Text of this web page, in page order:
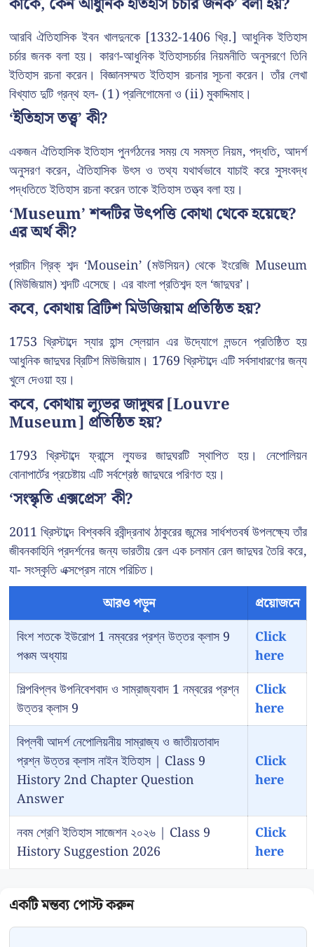
আরবি ঐতিহাসিক ইবন খালদুনকে [1332-1406 খ্রি.] আধুনিক ইতিহাস
চর্চার জনক বলা হয়। কারণ-আধুনিক ইতিহাসচর্চার নিয়মনীতি অনুসরণে তিনি
ইতিহাস রচনা করেন। বিজ্ঞানসম্মত ইতিহাস রচনার সূচনা করেন। তাঁর লেখা
বিখ্যাত দুটি গ্রন্থ হল- (1) প্রলিগোমেনা ও (ii) মুকাদ্দিমাহ।
‘ইতিহাস তত্ত্ব’ কী?
একজন ঐতিহাসিক ইতিহাস পুনর্গঠনের সময় যে সমস্ত নিয়ম, পদ্ধতি, আদর্শ
অনুসরণ করেন, ঐতিহাসিক উৎস ও তথ্য যথার্থভাবে যাচাই করে সুসংবদ্ধ
পদ্ধতিতে ইতিহাস রচনা করেন তাকে ইতিহাস তত্ত্ব বলা হয়।
‘Museum’ শব্দটির উৎপত্তি কোথা থেকে হয়েছে?
এর অর্থ কী?
প্রাচীন গ্রিক্ শব্দ ‘Mousein’ (মউসিয়ন) থেকে ইংরেজি Museum
(মিউজিয়াম) শব্দটি এসেছে। এর বাংলা প্রতিশব্দ হল ‘জাদুঘর’।
কবে, কোথায় ব্রিটিশ মিউজিয়াম প্রতিষ্ঠিত হয়?
1753 খ্রিস্টাব্দে স্যার হান্স স্লেয়ান এর উদ্যোগে লন্ডনে প্রতিষ্ঠিত হয়
আধুনিক জাদুঘর ব্রিটিশ মিউজিয়াম। 1769 খ্রিস্টাব্দে এটি সর্বসাধারণের জন্য
খুলে দেওয়া হয়।
কবে, কোথায় ল্যুভর জাদুঘর [Louvre
Museum] প্রতিষ্ঠিত হয়?
1793 খ্রিস্টাব্দে ফ্রান্সে ল্যুভর জাদুঘরটি স্থাপিত হয়। নেপোলিয়ন
বোনাপার্টের প্রচেষ্টায় এটি সর্বশ্রেষ্ঠ জাদুঘরে পরিণত হয়।
‘সংস্কৃতি এক্সপ্রেস’ কী?
2011 খ্রিস্টাব্দে বিশ্বকবি রবীন্দ্রনাথ ঠাকুরের জন্মের সার্ধশতবর্ষ উপলক্ষ্যে তাঁর
জীবনকাহিনি প্রদর্শনের জন্য ভারতীয় রেল এক চলমান রেল জাদুঘর তৈরি করে,
যা- সংস্কৃতি এক্সপ্রেস নামে পরিচিত।
আরও পড়ুন
প্রয়োজনে
বিংশ শতকে ইউরোপ 1 নম্বরের প্রশ্ন উত্তর ক্লাস 9
পঞ্চম অধ্যায়
Click
here
শিল্পবিপ্লব উপনিবেশবাদ ও সাম্রাজ্যবাদ 1 নম্বরের প্রশ্ন
উত্তর ক্লাস 9
Click
here
বিপ্লবী আদর্শ নেপোলিয়নীয় সাম্রাজ্য ও জাতীয়তাবাদ
প্রশ্ন উত্তর ক্লাস নাইন ইতিহাস | Class 9
History 2nd Chapter Question
Answer
Click
here
নবম শ্রেণি ইতিহাস সাজেশন ২০২৬ | Class 9
History Suggestion 2026
Click
here
Comment